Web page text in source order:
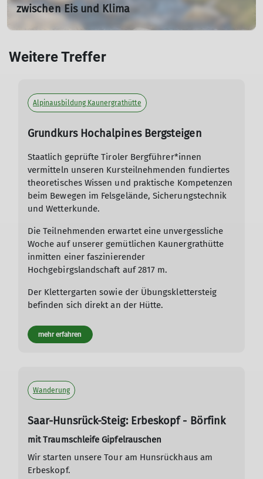
zwischen Eis und Klima
Live-Vortrag von Raoul Taschinski
Dieser spannende Vortrag nimmt Sie mit auf eine Reise
Wandel befindet.
mehr erfahren
Weitere Treffer
Alpinausbildung Kaunergrathütte
Grundkurs Hochalpines Bergsteigen
Staatlich geprüfte Tiroler Bergführer*innen
vermitteln unseren Kursteilnehmenden fundiertes
theoretisches Wissen und praktische Kompetenzen
beim Bewegen im Felsgelände, Sicherungstechnik
und Wetterkunde.
Die Teilnehmenden erwartet eine unvergessliche
Woche auf unserer gemütlichen Kaunergrathütte
inmitten einer faszinierender
Hochgebirgslandschaft auf 2817 m.
Der Klettergarten sowie der Übungsklettersteig
befinden sich direkt an der Hütte.
mehr erfahren
Wanderung
Saar-Hunsrück-Steig: Erbeskopf - Börfink
mit Traumschleife Gipfelrauschen
Wir starten unsere Tour am Hunsrückhaus am
Erbeskopf.